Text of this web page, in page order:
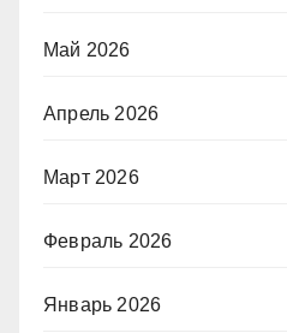
Май 2026
Апрель 2026
Март 2026
Февраль 2026
Январь 2026